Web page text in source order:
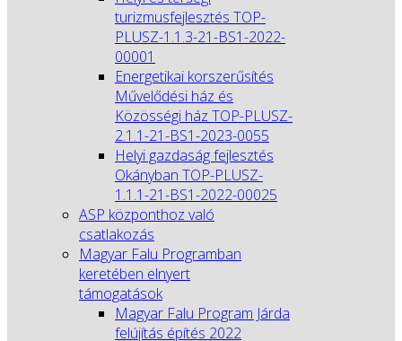
turizmusfejlesztés TOP-
PLUSZ-1.1.3-21-BS1-2022-
00001
Energetikai korszerűsítés
Művelődési ház és
Közösségi ház TOP-PLUSZ-
2.1.1-21-BS1-2023-0055
Helyi gazdaság fejlesztés
Okányban TOP-PLUSZ-
1.1.1-21-BS1-2022-00025
ASP központhoz való
csatlakozás
Magyar Falu Programban
keretében elnyert
támogatások
Magyar Falu Program Járda
felújítás építés 2022